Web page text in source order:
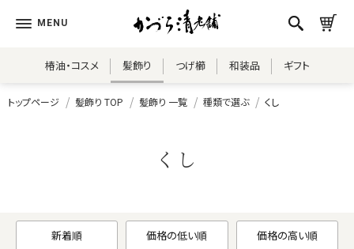
椿油・コスメ 髪飾り つげ櫛 和装品 ギフト
トップページ 髪飾り TOP 髪飾り 一覧 種類で選ぶ くし
くし
新着順 価格の低い順 価格の高い順